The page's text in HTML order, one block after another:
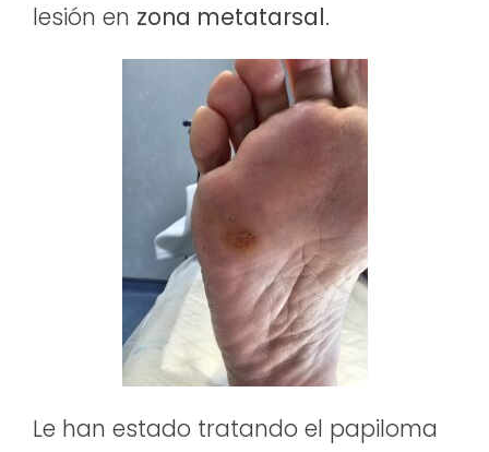
lesión en zona metatarsal.
Le han estado tratando el papiloma